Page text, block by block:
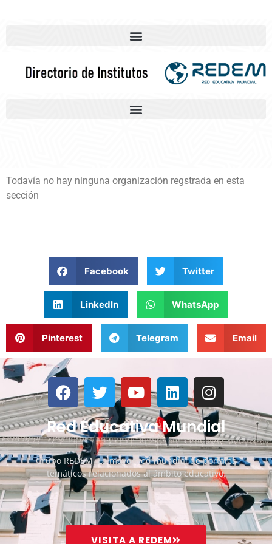
Todavía no hay ninguna organización regstrada en esta
sección
Facebook Twitter
LinkedIn WhatsApp
Pinterest Telegram Email
Red Educativa Mundial
Grupo REDEM. La mayor red mundial de portales
temáticos relacionados al ámbito educativo.
VISITA A REDEM